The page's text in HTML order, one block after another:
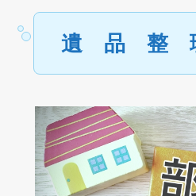
遺 品 整